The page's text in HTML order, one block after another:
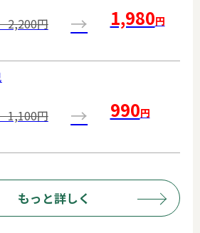
円 → 1,980円
円 → 990円
もっと詳しく